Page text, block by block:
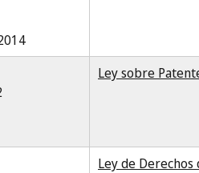
Ley sobre
Ley de Derechos